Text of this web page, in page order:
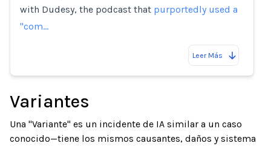
with Dudesy, the podcast that purportedly used a
"com…
Leer Más
Variantes
Una "Variante" es un incidente de IA similar a un caso
conocido—tiene los mismos causantes, daños y sistema